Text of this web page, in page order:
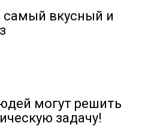
самый вкусный и
могут решить
задачу!